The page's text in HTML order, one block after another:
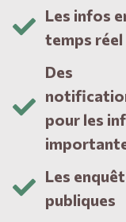
Les infos
temps réel
Des
pour les
Les
publiques